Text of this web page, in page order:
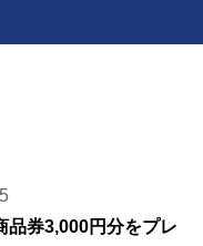
品券3,000円分をプレ